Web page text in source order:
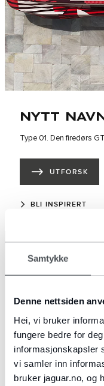
Samtykke
Denne nettsiden
Hei, vi bruker
fungere bedre for
informasjonskapsler
vi samler inn
bruker jaguar.no, og
NYTT
Type 01. Den firedørs
UTFORSK
BLI INSPIRERT
SOSIALE MEDIER: